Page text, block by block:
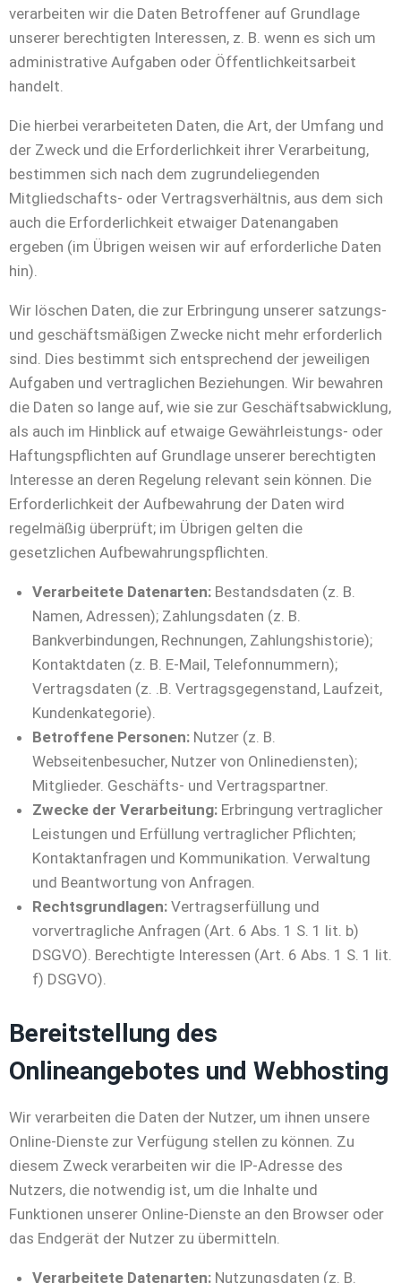
verarbeiten wir die Daten Betroffener auf Grundlage
unserer berechtigten Interessen, z. B. wenn es sich um
administrative Aufgaben oder Öffentlichkeitsarbeit
handelt.
Die hierbei verarbeiteten Daten, die Art, der Umfang und
der Zweck und die Erforderlichkeit ihrer Verarbeitung,
bestimmen sich nach dem zugrundeliegenden
Mitgliedschafts- oder Vertragsverhältnis, aus dem sich
auch die Erforderlichkeit etwaiger Datenangaben
ergeben (im Übrigen weisen wir auf erforderliche Daten
hin).
Wir löschen Daten, die zur Erbringung unserer satzungs-
und geschäftsmäßigen Zwecke nicht mehr erforderlich
sind. Dies bestimmt sich entsprechend der jeweiligen
Aufgaben und vertraglichen Beziehungen. Wir bewahren
die Daten so lange auf, wie sie zur Geschäftsabwicklung,
als auch im Hinblick auf etwaige Gewährleistungs- oder
Haftungspflichten auf Grundlage unserer berechtigten
Interesse an deren Regelung relevant sein können. Die
Erforderlichkeit der Aufbewahrung der Daten wird
regelmäßig überprüft; im Übrigen gelten die
gesetzlichen Aufbewahrungspflichten.
Verarbeitete Datenarten:Bestandsdaten (z. B.
Namen, Adressen); Zahlungsdaten (z. B.
Bankverbindungen, Rechnungen, Zahlungshistorie);
Kontaktdaten (z. B. E-Mail, Telefonnummern);
Vertragsdaten (z. .B. Vertragsgegenstand, Laufzeit,
Kundenkategorie).
Betroffene Personen:Nutzer (z. B.
Webseitenbesucher, Nutzer von Onlinediensten);
Mitglieder. Geschäfts- und Vertragspartner.
Zwecke der Verarbeitung:Erbringung vertraglicher
Leistungen und Erfüllung vertraglicher Pflichten;
Kontaktanfragen und Kommunikation. Verwaltung
und Beantwortung von Anfragen.
Rechtsgrundlagen:Vertragserfüllung und
vorvertragliche Anfragen (Art. 6 Abs. 1 S. 1 lit. b)
DSGVO). Berechtigte Interessen (Art. 6 Abs. 1 S. 1 lit.
f) DSGVO).
Bereitstellung des
Onlineangebotes und Webhosting
Wir verarbeiten die Daten der Nutzer, um ihnen unsere
Online-Dienste zur Verfügung stellen zu können. Zu
diesem Zweck verarbeiten wir die IP-Adresse des
Nutzers, die notwendig ist, um die Inhalte und
Funktionen unserer Online-Dienste an den Browser oder
das Endgerät der Nutzer zu übermitteln.
Verarbeitete Datenarten:Nutzungsdaten (z. B.